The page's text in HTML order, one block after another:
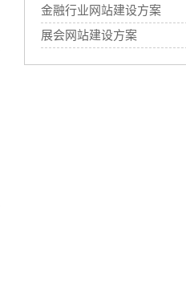
金融行业网站建设方案
展会网站建设方案